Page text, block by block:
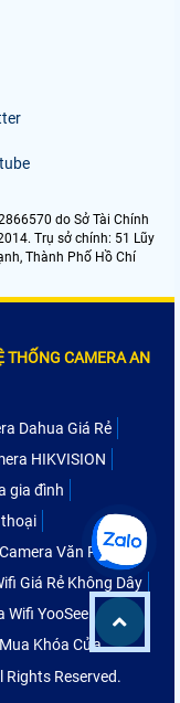
do Sở Tài Chính
Trụ sở chính: 51 Lũy
Thành Phố Hồ Chí
THỐNG CAMERA AN
Dahua Giá Rẻ
HIKVISION
gia đình
thoại
Văn Phòng
Giá Rẻ Không Dây
Wifi YooSee
Khóa Cửa
Reserved.